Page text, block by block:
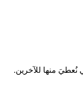
منها للآخرين.